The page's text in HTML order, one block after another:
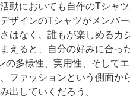
動においても自作のTシャ
ザインのTシャツがメンバ
はなく、誰もが楽しめるカ
えると、自分の好みに合っ
の多様性、実用性、そして
ファッションという側面か
出していくだろう。